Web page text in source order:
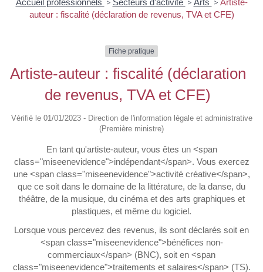
Accueil professionnels > Secteurs d'activité > Arts > Artiste-
auteur : fiscalité (déclaration de revenus, TVA et CFE)
Fiche pratique
Artiste-auteur : fiscalité (déclaration
de revenus, TVA et CFE)
Vérifié le 01/01/2023 - Direction de l'information légale et administrative
(Première ministre)
En tant qu'artiste-auteur, vous êtes un <span
class="miseenevidence">indépendant</span>. Vous exercez
une <span class="miseenevidence">activité créative</span>,
que ce soit dans le domaine de la littérature, de la danse, du
théâtre, de la musique, du cinéma et des arts graphiques et
plastiques, et même du logiciel.
Lorsque vous percevez des revenus, ils sont déclarés soit en
<span class="miseenevidence">bénéfices non-
commerciaux</span> (BNC), soit en <span
class="miseenevidence">traitements et salaires</span> (TS).